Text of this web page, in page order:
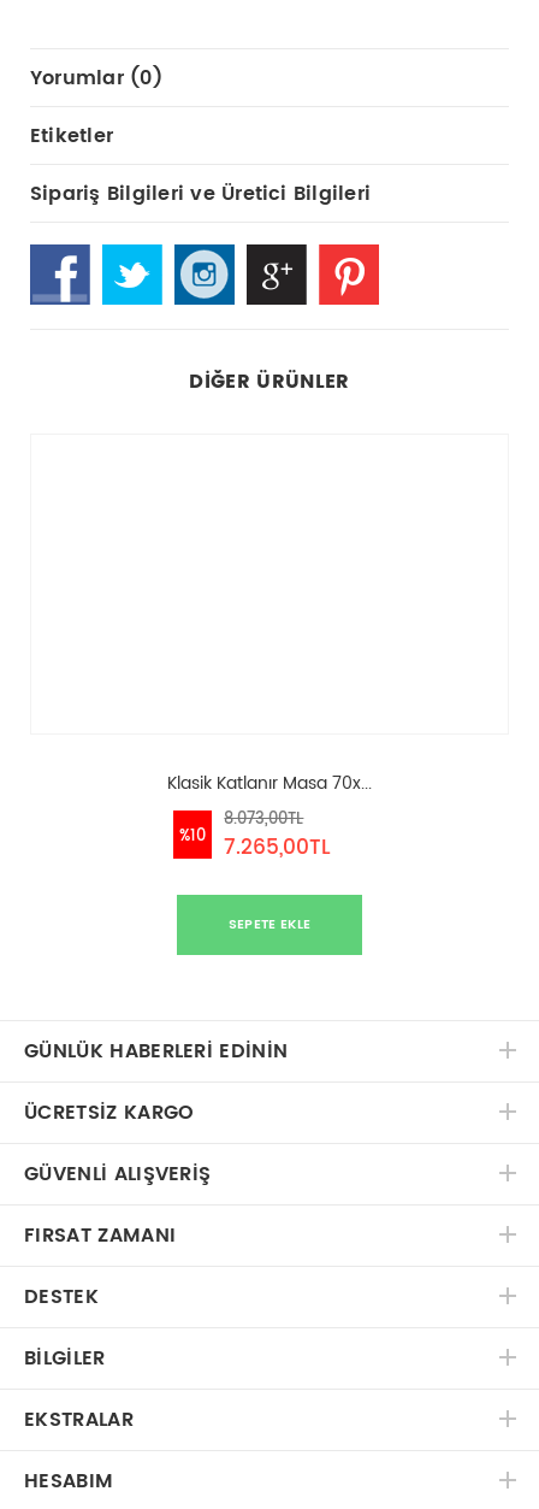
Yorumlar (0)
Etiketler
Sipariş Bilgileri ve Üretici Bilgileri
DIĞER ÜRÜNLER
Klasik Katlanır Masa 70x...
%10
8.073,00TL
7.265,00TL
SEPETE EKLE
GÜNLÜK HABERLERİ EDİNİN
ÜCRETSIZ KARGO
GÜVENLI ALIŞVERIŞ
FIRSAT ZAMANI
DESTEK
BILGILER
EKSTRALAR
HESABIM